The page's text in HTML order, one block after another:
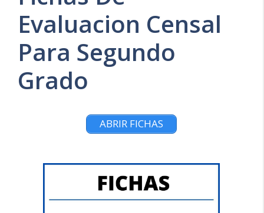
Evaluacion Censal
Para Segundo
Grado
ABRIR FICHAS